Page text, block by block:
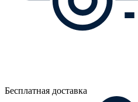
Бесплатная доставка